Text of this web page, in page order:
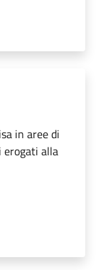
in aree di
erogati alla